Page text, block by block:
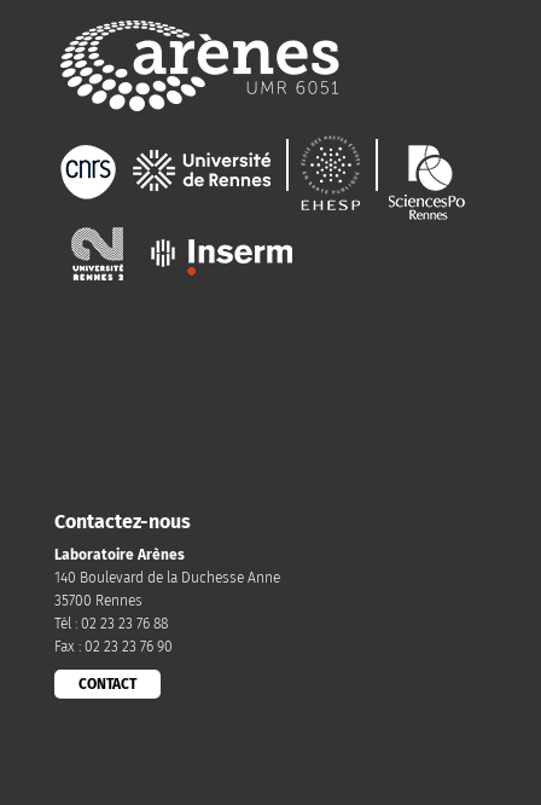
Contactez-nous
Laboratoire Arènes
140 Boulevard de la Duchesse Anne
35700 Rennes
Tél : 02 23 23 76 88
Fax : 02 23 23 76 90
CONTACT